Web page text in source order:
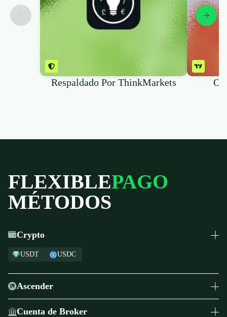
Respaldado Por ThinkMarkets
FLEXIBLEPAGO
MÉTODOS
Crypto
USDT USDC
Ascender
Cuenta de Broker